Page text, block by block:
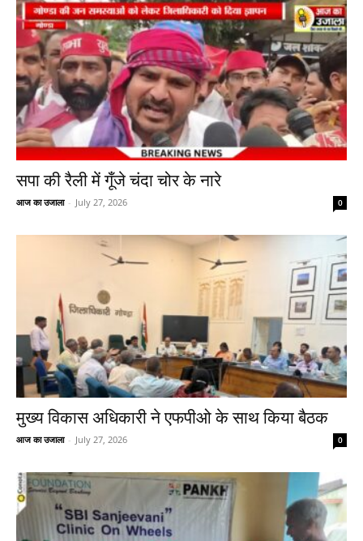
सपा की रैली में गूँजे चंदा चोर के नारे
आज का उजाला - July 27, 2026 0
मुख्य विकास अधिकारी ने एफपीओ के साथ किया बैठक
आज का उजाला - July 27, 2026 0